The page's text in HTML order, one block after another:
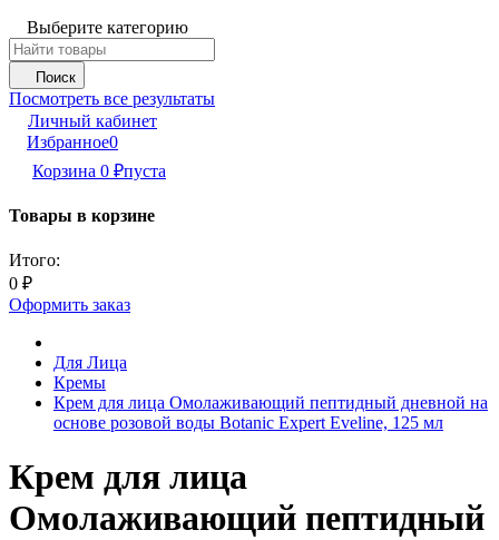
Выберите категорию
Поиск
Посмотреть все результаты
Личный кабинет
Избранное0
Корзина 0 ₽пуста
Товары в корзине
Итого:
0 ₽
Оформить заказ
Для Лица
Кремы
Крем для лица Омолаживающий пептидный дневной на
основе розовой воды Botanic Expert Eveline, 125 мл
Крем для лица
Омолаживающий пептидный